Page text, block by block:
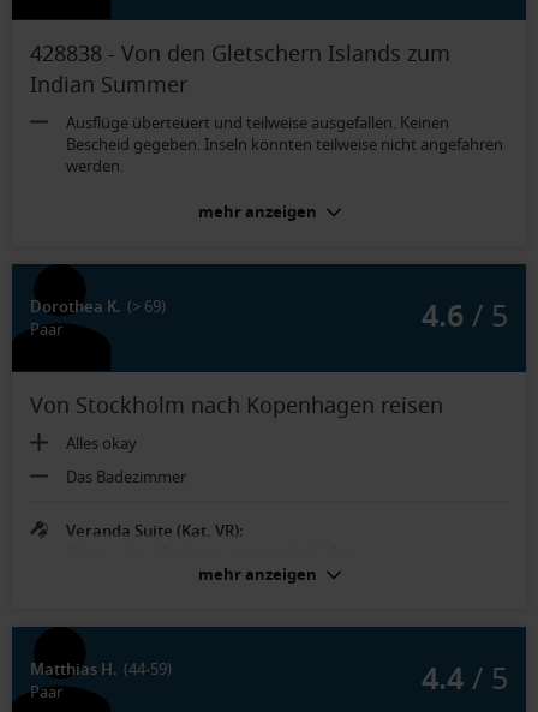
428838 - Von den Gletschern Islands zum
Indian Summer
Ausflüge überteuert und teilweise ausgefallen. Keinen
Bescheid gegeben. Inseln könnten teilweise nicht angefahren
werden.
mehr anzeigen
Dorothea K. (> 69)
Paar
4.6 / 5
Von Stockholm nach Kopenhagen reisen
Alles okay
Das Badezimmer
Veranda Suite (Kat. VR):
mehr anzeigen
Matthias H. (44-59)
Paar
4.4/ 5